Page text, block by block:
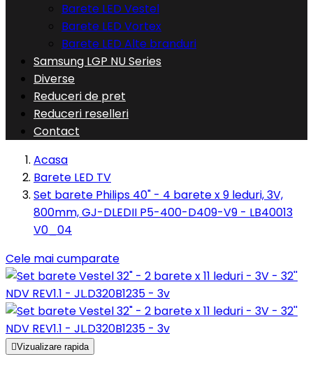
Barete LED Vestel
Barete LED Vortex
Barete LED Alte branduri
Samsung LGP NU Series
Diverse
Reduceri de pret
Reduceri reselleri
Contact
Acasa
Barete LED TV
Set barete Philips 40" - 4 barete x 9 leduri, 3V,
800mm, GJ-DLEDII P5-400-D409-V9 - LB40013
V0_04
Cele mai cumparate
Vizualizare rapida